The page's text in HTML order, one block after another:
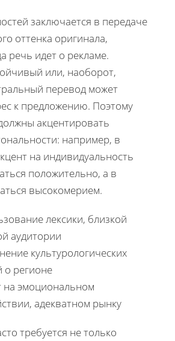
заключается в передаче
оттенка оригинала,
речь идет о рекламе.
или, наоборот,
перевод может
к предложению. Поэтому
акцентировать
например, в
на индивидуальность
положительно, а в
высокомерием.
лексики, близкой
аудитории
культурологических
о регионе
на эмоциональном
адекватном рынку
требуется не только